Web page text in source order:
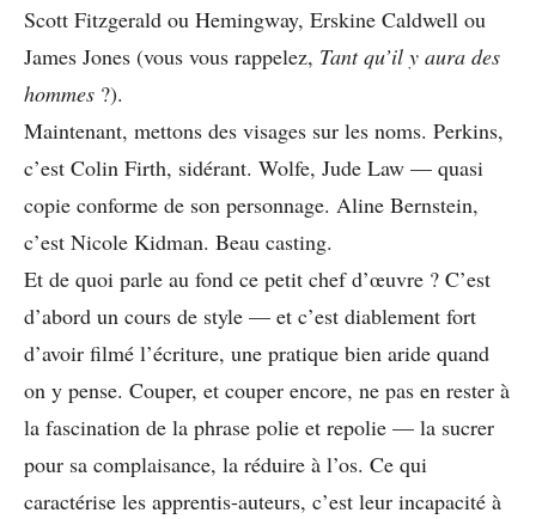
Scott Fitzgerald ou Hemingway, Erskine Caldwell ou
James Jones (vous vous rappelez, Tant qu’il y aura des
hommes ?).
Maintenant, mettons des visages sur les noms. Perkins,
c’est Colin Firth, sidérant. Wolfe, Jude Law — quasi
copie conforme de son personnage. Aline Bernstein,
c’est Nicole Kidman. Beau casting.
Et de quoi parle au fond ce petit chef d’œuvre ? C’est
d’abord un cours de style — et c’est diablement fort
d’avoir filmé l’écriture, une pratique bien aride quand
on y pense. Couper, et couper encore, ne pas en rester à
la fascination de la phrase polie et repolie — la sucrer
pour sa complaisance, la réduire à l’os. Ce qui
caractérise les apprentis-auteurs, c’est leur incapacité à